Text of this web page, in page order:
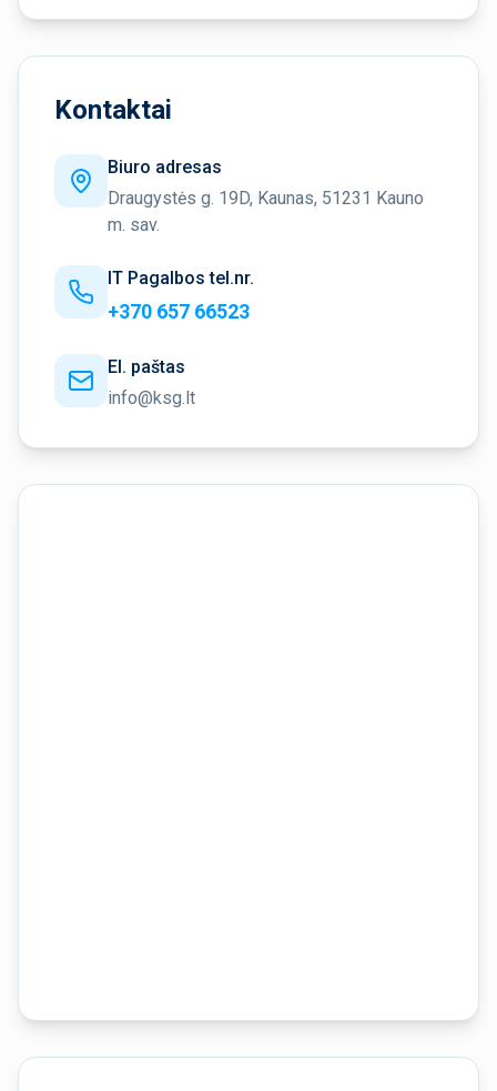
Kontaktai
Biuro adresas
Draugystės g. 19D, Kaunas, 51231 Kauno
m. sav.
IT Pagalbos tel.nr.
+370 657 66523
El. paštas
info@ksg.lt